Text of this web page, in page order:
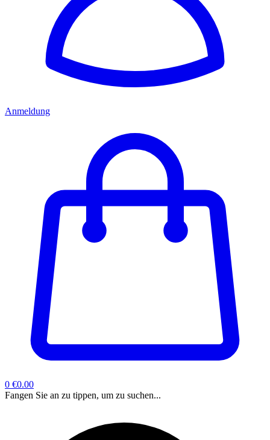
Anmeldung
0 €0.00
Fangen Sie an zu tippen, um zu suchen...